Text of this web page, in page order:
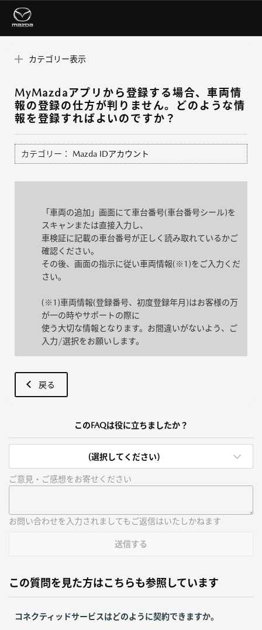
カテゴリー表示
MyMazdaアプリから登録する場合、車両情
報の登録の仕方が判りません。どのような情
報を登録すればよいのですか？
カテゴリー： Mazda IDアカウント
「車両の追加」画面にて車台番号(車台番号シール)を
スキャンまたは直接入力し、
車検証に記載の車台番号が正しく読み取れているかご
確認ください。
その後、画面の指示に従い車両情報(※1)をご入力くだ
さい。
(※1)車両情報(登録番号、初度登録年月)はお客様の万
が一の時やサポートの際に
使う大切な情報となります。お間違いがないよう、ご
入力/選択をお願いします。
戻る
このFAQは役に立ちましたか？
(選択してください)
ご意見・ご感想をお寄せください
お問い合わせを入力されましてもご返信はいたしかねます
送信する
この質問を見た方はこちらも参照しています
コネクティッドサービスはどのように契約できますか。